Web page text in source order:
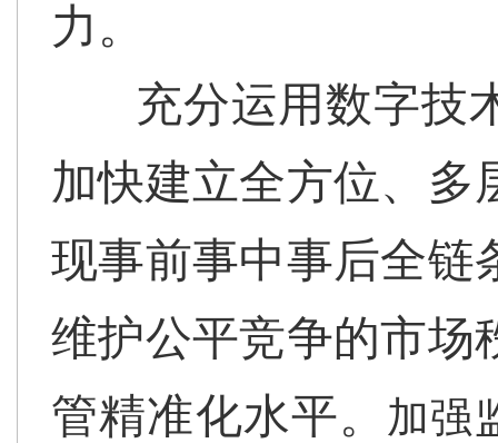
力。
充分运用数字技
加快建立全方位、多
现事前事中事后全链
维护公平竞争的市场
管精准化水平。 加强